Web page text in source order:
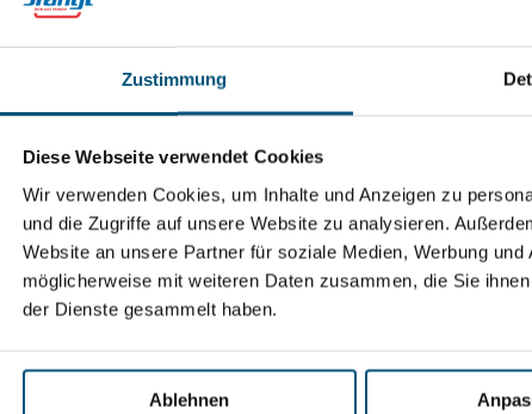
Zustimmung
Diese Webseite verwendet Cookies
Wir verwenden Cookies, um Inhalte und Anzeigen zu
und die Zugriffe auf unsere Website zu analysieren.
Website an unsere Partner für soziale Medien, Werbung
möglicherweise mit weiteren Daten zusammen, die Sie
der Dienste gesammelt haben.
Ablehnen